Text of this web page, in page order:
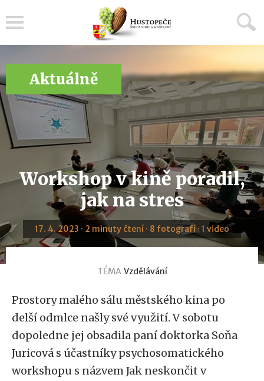
Aktuálně
Workshop v kině poradil,
jak na stres
17. 4. 2023 · 2 minuty čtení · 8 fotografí · 1 video
TÉMA Vzdělávání
Prostory malého sálu městského kina po
delší odmlce našly své využití. V sobotu
dopoledne jej obsadila paní doktorka Soňa
Juricová s účastníky psychosomatického
workshopu s názvem Jak neskončit v